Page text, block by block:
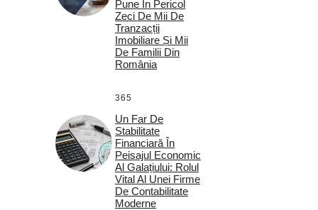
Pune În Pericol
Zeci De Mii De
Tranzacții
Imobiliare Și Mii
De Familii Din
România
365
Un Far De
Stabilitate
Financiară În
Peisajul Economic
Al Galațiului: Rolul
Vital Al Unei Firme
De Contabilitate
Moderne